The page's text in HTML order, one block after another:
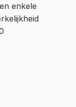
enkele